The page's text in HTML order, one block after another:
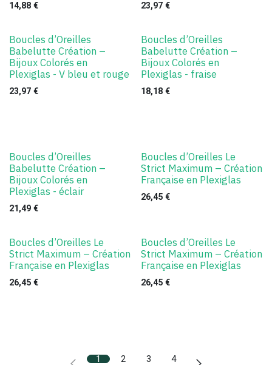
14,88 € 23,97€
Boucles d’Oreilles
Babelutte Création –
Bijoux Colorés en
Plexiglas - V bleu et rouge
23,97 €
Boucles d’Oreilles
Babelutte Création –
Bijoux Colorés en
Plexiglas - fraise
18,18€
Boucles d’Oreilles
Babelutte Création –
Bijoux Colorés en
Plexiglas - éclair
21,49 €
Boucles d’Oreilles Le
Strict Maximum – Création
Française en Plexiglas
26,45€
Boucles d’Oreilles Le
Strict Maximum – Création
Française en Plexiglas
26,45 €
Boucles d’Oreilles Le
Strict Maximum – Création
Française en Plexiglas
26,45€
1 2 3 4